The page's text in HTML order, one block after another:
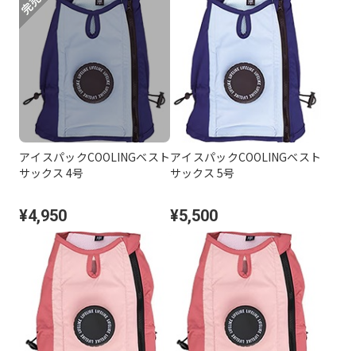
アイスパックCOOLINGベスト
サックス 4号
¥4,950
アイスパックCOOLINGベスト
サックス 5号
¥5,500